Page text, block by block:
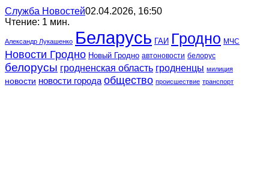
Служба Новостей02.04.2026, 16:50
Чтение: 1 мин.
Александр Лукашенко Беларусь ГАИ Гродно МЧС
Новости Гродно Новый Гродно автоновости белорус
белорусы гродненская область гродненцы милиция
новости новости города общество происшествие транспорт